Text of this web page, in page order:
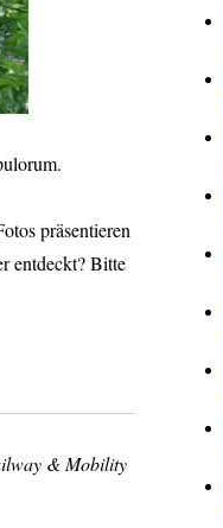
präsentieren
entdeckt? Bitte
& Mobility